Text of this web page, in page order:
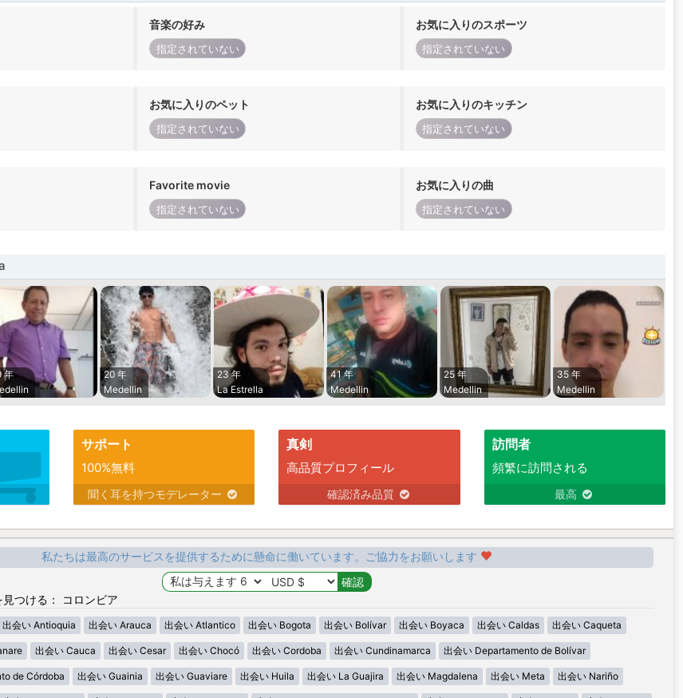
音楽の好み
指定されていない
お気に入りのスポーツ
指定されていない
お気に入りのペット
指定されていない
お気に入りのキッチン
指定されていない
Favorite movie
指定されていない
お気に入りの曲
指定されていない
年
20 年
Medellin
23 年
La Estrella
41 年
Medellin
25 年
Medellin
35 年
Medellin
サポート
100%無料
聞く耳を持つモデレーター
真剣
高品質プロフィール
確認済み品質
訪問者
頻繁に訪問される
最高
私たちは最高のサービスを提供するために懸命に働いています。ご協力をお願いします
つける： コロンビア
出会い Antioquia 出会い Arauca 出会い Atlantico 出会い Bogota 出会い Bolívar 出会い Boyaca 出会い Caldas 出会い Caqueta
出会い Cauca 出会い Cesar 出会い Chocó 出会い Cordoba 出会い Cundinamarca 出会い Departamento de Bolívar
de Córdoba 出会い Guainia 出会い Guaviare 出会い Huila 出会い La Guajira 出会い Magdalena 出会い Meta 出会い Nariño